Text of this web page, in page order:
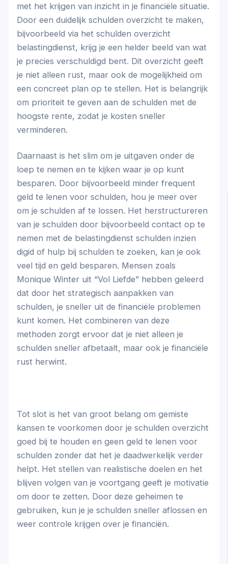
met het krijgen van inzicht in je financiële situatie.
Door een duidelijk schulden overzicht te maken,
bijvoorbeeld via het schulden overzicht
belastingdienst, krijg je een helder beeld van wat
je precies verschuldigd bent. Dit overzicht geeft
je niet alleen rust, maar ook de mogelijkheid om
een concreet plan op te stellen. Het is belangrijk
om prioriteit te geven aan de schulden met de
hoogste rente, zodat je kosten sneller
verminderen.
Daarnaast is het slim om je uitgaven onder de
loep te nemen en te kijken waar je op kunt
besparen. Door bijvoorbeeld minder frequent
geld te lenen voor schulden, hou je meer over
om je schulden af te lossen. Het herstructureren
van je schulden door bijvoorbeeld contact op te
nemen met de belastingdienst schulden inzien
digid of hulp bij schulden te zoeken, kan je ook
veel tijd en geld besparen. Mensen zoals
Monique Winter uit “Vol Liefde” hebben geleerd
dat door het strategisch aanpakken van
schulden, je sneller uit de financiële problemen
kunt komen. Het combineren van deze
methoden zorgt ervoor dat je niet alleen je
schulden sneller afbetaalt, maar ook je financiële
rust herwint.
Tot slot is het van groot belang om gemiste
kansen te voorkomen door je schulden overzicht
goed bij te houden en geen geld te lenen voor
schulden zonder dat het je daadwerkelijk verder
helpt. Het stellen van realistische doelen en het
blijven volgen van je voortgang geeft je motivatie
om door te zetten. Door deze geheimen te
gebruiken, kun je je schulden sneller aflossen en
weer controle krijgen over je financiën.